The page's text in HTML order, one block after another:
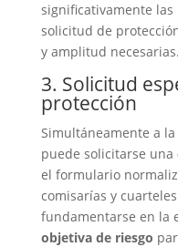
significativamente
solicitud de
y amplitud necesarias.
3. Solicitud
protección
Simultáneamente a
puede solicitarse una
el formulario
comisarías y
fundamentarse en la
objetiva de riesgo